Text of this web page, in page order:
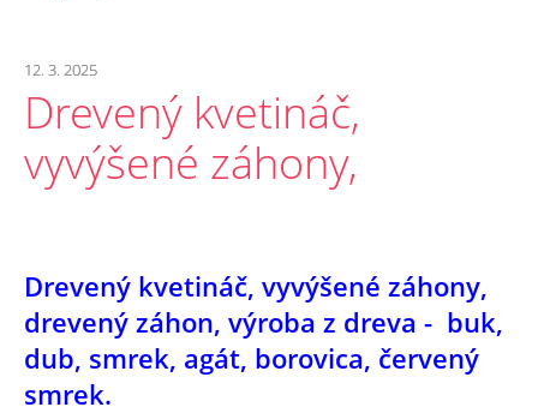
12. 3. 2025
Drevený kvetináč,
vyvýšené záhony,
Drevený kvetináč, vyvýšené záhony,
drevený záhon, výroba z dreva - buk,
dub, smrek, agát, borovica, červený
smrek.